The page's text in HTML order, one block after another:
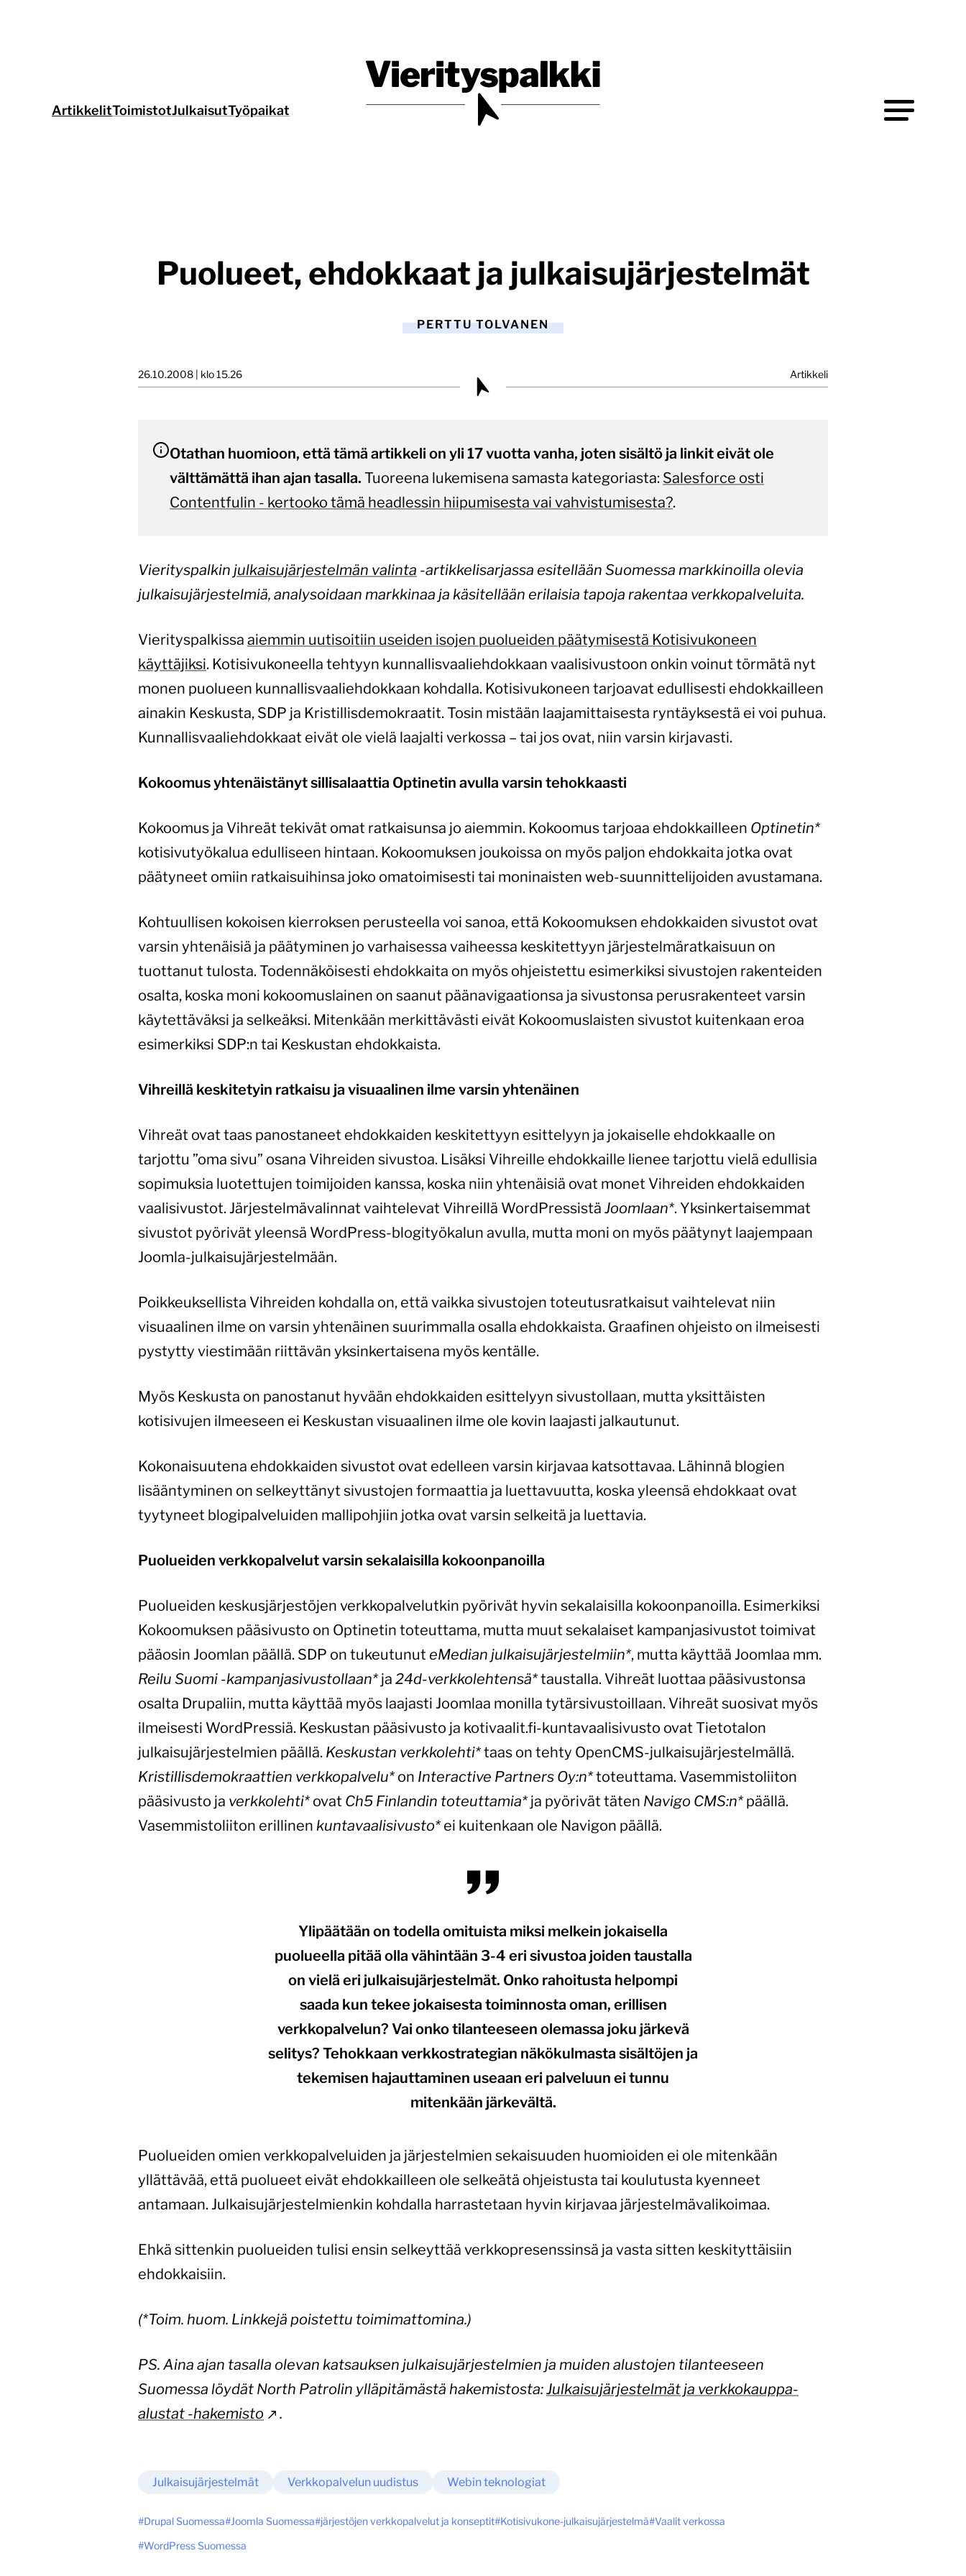
ArtikkelitToimistotJulkaisutTyöpaikat
Vierityspalkki.fi
Puolueet, ehdokkaat ja julkaisujärjestelmät
PERTTU TOLVANEN
26.10.2008 | klo 15.26 Artikkeli
Otathan huomioon, että tämä artikkeli on yli 17 vuotta vanha, joten sisältö ja linkit eivät ole
välttämättä ihan ajan tasalla. Tuoreena lukemisena samasta kategoriasta: Salesforce osti
Contentfulin - kertooko tämä headlessin hiipumisesta vai vahvistumisesta?.
Vierityspalkin julkaisujärjestelmän valinta -artikkelisarjassa esitellään Suomessa markkinoilla olevia
julkaisujärjestelmiä, analysoidaan markkinaa ja käsitellään erilaisia tapoja rakentaa verkkopalveluita.
Vierityspalkissa aiemmin uutisoitiin useiden isojen puolueiden päätymisestä Kotisivukoneen
käyttäjiksi. Kotisivukoneella tehtyyn kunnallisvaaliehdokkaan vaalisivustoon onkin voinut törmätä nyt
monen puolueen kunnallisvaaliehdokkaan kohdalla. Kotisivukoneen tarjoavat edullisesti ehdokkailleen
ainakin Keskusta, SDP ja Kristillisdemokraatit. Tosin mistään laajamittaisesta ryntäyksestä ei voi puhua.
Kunnallisvaaliehdokkaat eivät ole vielä laajalti verkossa – tai jos ovat, niin varsin kirjavasti.
Kokoomus yhtenäistänyt sillisalaattia Optinetin avulla varsin tehokkaasti
Kokoomus ja Vihreät tekivät omat ratkaisunsa jo aiemmin. Kokoomus tarjoaa ehdokkailleen Optinetin*
kotisivutyökalua edulliseen hintaan. Kokoomuksen joukoissa on myös paljon ehdokkaita jotka ovat
päätyneet omiin ratkaisuihinsa joko omatoimisesti tai moninaisten web-suunnittelijoiden avustamana.
Kohtuullisen kokoisen kierroksen perusteella voi sanoa, että Kokoomuksen ehdokkaiden sivustot ovat
varsin yhtenäisiä ja päätyminen jo varhaisessa vaiheessa keskitettyyn järjestelmäratkaisuun on
tuottanut tulosta. Todennäköisesti ehdokkaita on myös ohjeistettu esimerkiksi sivustojen rakenteiden
osalta, koska moni kokoomuslainen on saanut päänavigaationsa ja sivustonsa perusrakenteet varsin
käytettäväksi ja selkeäksi. Mitenkään merkittävästi eivät Kokoomuslaisten sivustot kuitenkaan eroa
esimerkiksi SDP:n tai Keskustan ehdokkaista.
Vihreillä keskitetyin ratkaisu ja visuaalinen ilme varsin yhtenäinen
Vihreät ovat taas panostaneet ehdokkaiden keskitettyyn esittelyyn ja jokaiselle ehdokkaalle on
tarjottu ”oma sivu” osana Vihreiden sivustoa. Lisäksi Vihreille ehdokkaille lienee tarjottu vielä edullisia
sopimuksia luotettujen toimijoiden kanssa, koska niin yhtenäisiä ovat monet Vihreiden ehdokkaiden
vaalisivustot. Järjestelmävalinnat vaihtelevat Vihreillä WordPressistä Joomlaan*. Yksinkertaisemmat
sivustot pyörivät yleensä WordPress-blogityökalun avulla, mutta moni on myös päätynyt laajempaan
Joomla-julkaisujärjestelmään.
Poikkeuksellista Vihreiden kohdalla on, että vaikka sivustojen toteutusratkaisut vaihtelevat niin
visuaalinen ilme on varsin yhtenäinen suurimmalla osalla ehdokkaista. Graafinen ohjeisto on ilmeisesti
pystytty viestimään riittävän yksinkertaisena myös kentälle.
Myös Keskusta on panostanut hyvään ehdokkaiden esittelyyn sivustollaan, mutta yksittäisten
kotisivujen ilmeeseen ei Keskustan visuaalinen ilme ole kovin laajasti jalkautunut.
Kokonaisuutena ehdokkaiden sivustot ovat edelleen varsin kirjavaa katsottavaa. Lähinnä blogien
lisääntyminen on selkeyttänyt sivustojen formaattia ja luettavuutta, koska yleensä ehdokkaat ovat
tyytyneet blogipalveluiden mallipohjiin jotka ovat varsin selkeitä ja luettavia.
Puolueiden verkkopalvelut varsin sekalaisilla kokoonpanoilla
Puolueiden keskusjärjestöjen verkkopalvelutkin pyörivät hyvin sekalaisilla kokoonpanoilla. Esimerkiksi
Kokoomuksen pääsivusto on Optinetin toteuttama, mutta muut sekalaiset kampanjasivustot toimivat
pääosin Joomlan päällä. SDP on tukeutunut eMedian julkaisujärjestelmiin*, mutta käyttää Joomlaa mm.
Reilu Suomi -kampanjasivustollaan* ja 24d-verkkolehtensä*taustalla. Vihreät luottaa pääsivustonsa
osalta Drupaliin, mutta käyttää myös laajasti Joomlaa monilla tytärsivustoillaan. Vihreät suosivat myös
ilmeisesti WordPressiä. Keskustan pääsivusto ja kotivaalit.fi-kuntavaalisivusto ovat Tietotalon
julkaisujärjestelmien päällä. Keskustan verkkolehti*taas on tehty OpenCMS-julkaisujärjestelmällä.
Kristillisdemokraattien verkkopalvelu* on Interactive Partners Oy:n*toteuttama. Vasemmistoliiton
pääsivusto ja verkkolehti* ovat Ch5 Finlandin toteuttamia* ja pyörivät täten Navigo CMS:n* päällä.
Vasemmistoliiton erillinen kuntavaalisivusto* ei kuitenkaan ole Navigon päällä.
Ylipäätään on todella omituista miksi melkein jokaisella
puolueella pitää olla vähintään 3-4 eri sivustoa joiden taustalla
on vielä eri julkaisujärjestelmät. Onko rahoitusta helpompi
saada kun tekee jokaisesta toiminnosta oman, erillisen
verkkopalvelun? Vai onko tilanteeseen olemassa joku järkevä
selitys? Tehokkaan verkkostrategian näkökulmasta sisältöjen ja
tekemisen hajauttaminen useaan eri palveluun ei tunnu
mitenkään järkevältä.
Puolueiden omien verkkopalveluiden ja järjestelmien sekaisuuden huomioiden ei ole mitenkään
yllättävää, että puolueet eivät ehdokkailleen ole selkeätä ohjeistusta tai koulutusta kyenneet
antamaan. Julkaisujärjestelmienkin kohdalla harrastetaan hyvin kirjavaa järjestelmävalikoimaa.
Ehkä sittenkin puolueiden tulisi ensin selkeyttää verkkopresenssinsä ja vasta sitten keskityttäisiin
ehdokkaisiin.
(*Toim. huom. Linkkejä poistettu toimimattomina.)
PS. Aina ajan tasalla olevan katsauksen julkaisujärjestelmien ja muiden alustojen tilanteeseen
Suomessa löydät North Patrolin ylläpitämästä hakemistosta:Julkaisujärjestelmät ja verkkokauppa-
alustat -hakemisto
.
Julkaisujärjestelmät Verkkopalvelun uudistus Webin teknologiat
Drupal Suomessa Joomla Suomessa järjestöjen verkkopalvelut ja konseptit Kotisivukone-julkaisujärjestelmä Vaalit verkossa
WordPress Suomessa